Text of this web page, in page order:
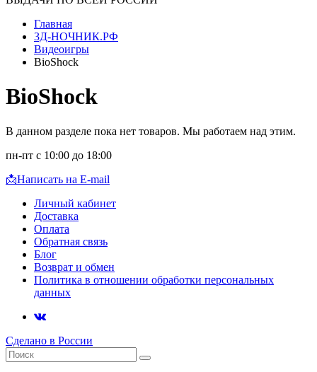
Главная
3Д-НОЧНИК.РФ
Видеоигры
BioShock
BioShock
В данном разделе пока нет товаров. Мы работаем над этим.
пн-пт с 10:00 до 18:00
📩Написать на E-mail
Личный кабинет
Доставка
Оплата
Обратная связь
Блог
Возврат и обмен
Политика в отношении обработки персональных
данных
Сделано в России